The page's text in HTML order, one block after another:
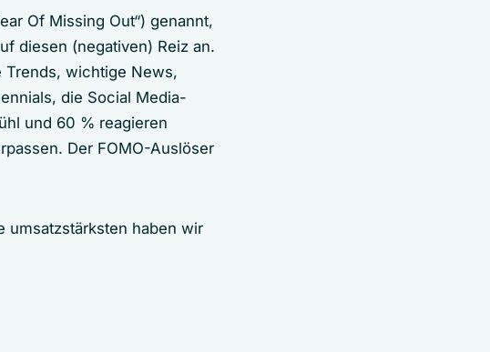
Of Missing Out“) genannt,
diesen (negativen) Reiz an.
Trends, wichtige News,
die Social Media-
und 60 % reagieren
Der FOMO-Auslöser
umsatzstärksten haben wir